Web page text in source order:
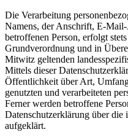
Die Verarbeitung
Namens, der Anschrift, E-
betroffenen Person, erfolgt
Grundverordnung und in
Mitwitz geltenden
Mittels dieser
Öffentlichkeit über Art,
genutzten und verarbeiteten
Ferner werden betroffene
Datenschutzerklärung über die
aufgeklärt.